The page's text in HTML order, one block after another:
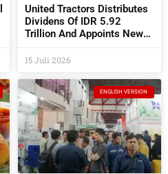
United Tractors Distributes
Dividens Of IDR 5.92
Trillion And Appoints New
Directors At The 2026 AGM
15 Juli 2026
ENGLISH VERSION